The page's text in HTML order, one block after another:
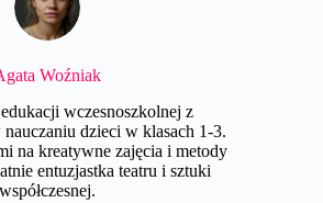
Woźniak
wczesnoszkolnej z
dzieci w klasach 1-3.
na kreatywne zajęcia i metody
entuzjastka teatru i sztuki
współczesnej.